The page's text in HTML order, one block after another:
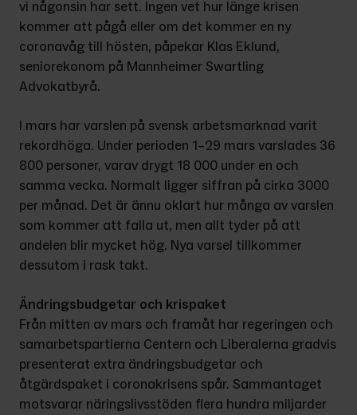
vi någonsin har sett. Ingen vet hur länge krisen
kommer att pågå eller om det kommer en ny
coronavåg till hösten, påpekar Klas Eklund,
seniorekonom på Mannheimer Swartling
Advokatbyrå.
I mars har varslen på svensk arbetsmarknad varit
rekordhöga. Under perioden 1–29 mars varslades 36
800 personer, varav drygt 18 000 under en och
samma vecka. Normalt ligger siffran på cirka 3000
per månad. Det är ännu oklart hur många av varslen
som kommer att falla ut, men allt tyder på att
andelen blir mycket hög. Nya varsel tillkommer
dessutom i rask takt.
Ändringsbudgetar och krispaket
Från mitten av mars och framåt har regeringen och
samarbetspartierna Centern och Liberalerna gradvis
pre­senterat extra ändringsbudgetar och
åtgärdspaket i coronakrisens spår. Sammantaget
motsvarar näringslivs­stöden flera hundra miljarder